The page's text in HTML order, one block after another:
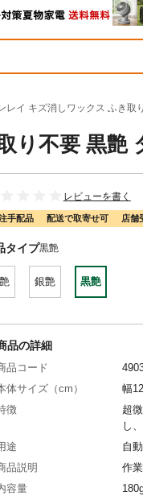
レイ キズ消しワックス ふき
り不要 黒艶
レビューを書く
手配品 配送で取寄せ可 店舗
タイプ黒艶
銀艶 黒艶
品の詳細
品コード
体サイズ（cm）
幅
徴
超
し
途
自
品説明
作
容量